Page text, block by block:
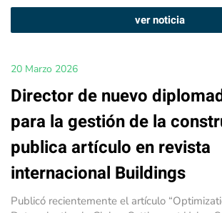
ver noticia
20 Marzo 2026
Director de nuevo
para la gestión de la
publica artículo en revista
internacional Buildings
Publicó recientemente el artículo